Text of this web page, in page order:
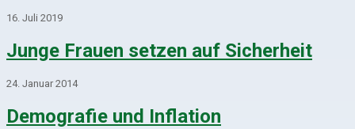
16. Juli 2019
Junge Frauen setzen auf Sicherheit
24. Januar 2014
Demografie und Inflation